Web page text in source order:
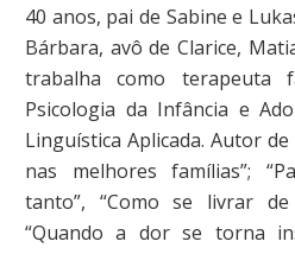
40 anos, pai de Sabine e
Bárbara, avô de Clarice,
trabalha como terapeuta
Psicologia da Infância e
Linguística Aplicada. Autor
nas melhores famílias”;
tanto”, “Como se livrar
“Quando a dor se torna